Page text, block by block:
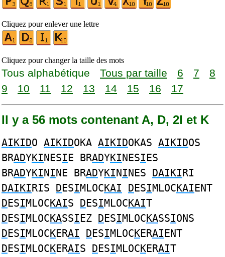
Cliquez pour enlever une lettre
Cliquez pour changer la taille des mots
Tous alphabétique Tous par taille 6 7
8
9
10 11 12 13 14 15 16 17
Il y a 56 mots contenant A, D, 2I et K
AIKIDO AIKIDOKA AIKIDOKAS AIKIDOS
BRADYKINESIE BRADYKINESIES
BRADYKININE BRADYKININES DAIKIRI
DAIKIRIS DESIMLOCKAI DESIMLOCKAIENT
DESIMLOCKAIS DESIMLOCKAIT
DESIMLOCKASSIEZ DESIMLOCKASSIONS
DESIMLOCKERAI DESIMLOCKERAIENT
DESIMLOCKERAIS DESIMLOCKERAIT